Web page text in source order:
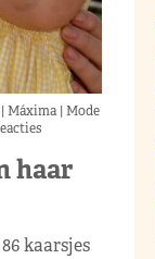
Máxima Mode
haar
kaarsjes